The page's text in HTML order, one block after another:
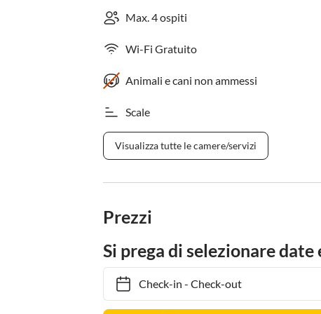
Max. 4 ospiti
Wi-Fi Gratuito
Animali e cani non ammessi
Scale
Visualizza tutte le camere/servizi
Prezzi
Si prega di selezionare
Check-in- Check-out